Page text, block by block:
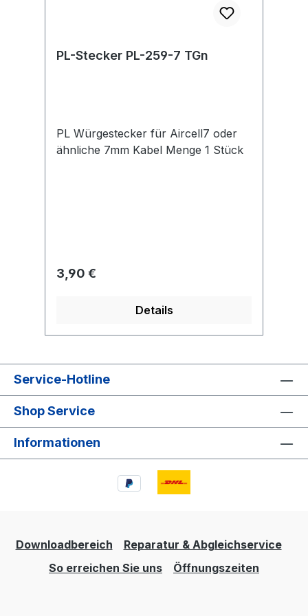
PL-Stecker PL-259-7 TGn
PL Würgestecker für Aircell7 oder
ähnliche 7mm Kabel Menge 1 Stück
Regulärer Preis:
3,90 €
Details
Service-Hotline
Shop Service
Informationen
Downloadbereich
Reparatur & Abgleichservice
So erreichen Sie uns
Öffnungszeiten